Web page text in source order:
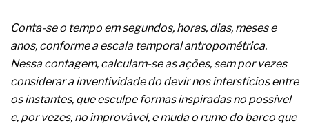
complexa ficou ainda mais humana
A verificação dimensional e de massa dos fios,
cabos e condutores elétricos
A fabricação conforme das portas com tipologia
A sua indústria toma decisões ou apenas reage
aos problemas?
Conta-se o tempo em segundos, horas, dias, meses e
anos, conforme a escala temporal antropométrica.
Nessa contagem, calculam-se as ações, sem por vezes
considerar a inventividade do devir nos interstícios entre
os instantes, que esculpe formas inspiradas no possível
e, por vezes, no improvável, e muda o rumo do barco que